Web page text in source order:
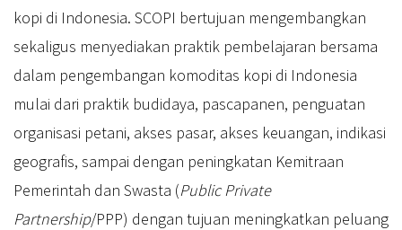
kopi di Indonesia. SCOPI bertujuan mengembangkan
sekaligus menyediakan praktik pembelajaran bersama
dalam pengembangan komoditas kopi di Indonesia
mulai dari praktik budidaya, pascapanen, penguatan
organisasi petani, akses pasar, akses keuangan, indikasi
geografis, sampai dengan peningkatan Kemitraan
Pemerintah dan Swasta (Public Private
Partnership/PPP) dengan tujuan meningkatkan peluang